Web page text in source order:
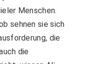
Menschen.
sehnen sie sich
die
die